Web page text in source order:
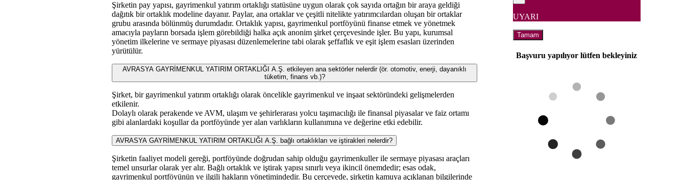
Şirketin pay yapısı, gayrimenkul yatırım ortaklığı statüsüne uygun olarak çok sayıda ortağın bir araya geldiği
dağıtık bir ortaklık modeline dayanır. Paylar, ana ortaklar ve çeşitli nitelikte yatırımcılardan oluşan bir ortaklar
grubu arasında bölünmüş durumdadır. Ortaklık yapısı, gayrimenkul portföyünü finanse etmek ve yönetmek
amacıyla payların borsada işlem görebildiği halka açık anonim şirket çerçevesinde işler. Bu yapı, kurumsal
yönetim ilkelerine ve sermaye piyasası düzenlemelerine tabi olarak şeffaflık ve eşit işlem esasları üzerinden
yürütülür.
AVRASYA GAYRİMENKUL YATIRIM ORTAKLIĞI A.Ş. etkileyen ana sektörler nelerdir (ör. otomotiv, enerji, dayanıklı
tüketim, finans vb.)?
Şirket, bir gayrimenkul yatırım ortaklığı olarak öncelikle gayrimenkul ve inşaat sektöründeki gelişmelerden
etkilenir.
Dolaylı olarak perakende ve AVM, ulaşım ve şehirlerarası yolcu taşımacılığı ile finansal piyasalar ve faiz ortamı
gibi alanlardaki koşullar da portföyünde yer alan varlıkların kullanımına ve değerine etki edebilir.
AVRASYA GAYRİMENKUL YATIRIM ORTAKLIĞI A.Ş. bağlı ortaklıkları ve iştirakleri nelerdir?
Şirketin faaliyet modeli gereği, portföyünde doğrudan sahip olduğu gayrimenkuller ile sermaye piyasası araçları
temel unsurlar olarak yer alır. Bağlı ortaklık ve iştirak yapısı sınırlı veya ikincil önemdedir; esas odak,
gayrimenkul portföyünün ve ilgili hakların yönetimindedir. Bu çerçevede, şirketin kamuya açıklanan bilgilerinde
UYARI
Tamam
Başvuru yapılıyor lütfen bekleyiniz